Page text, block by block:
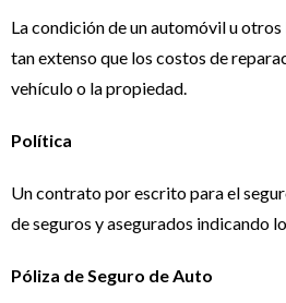
La condición de un automóvil u otros
tan extenso que los costos de
vehículo o la propiedad.
Política
Un contrato por escrito para el
de seguros y asegurados indicando
Póliza de Seguro de Auto